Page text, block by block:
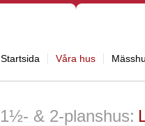
Startsida Våra hus
1½- & 2-planshus: